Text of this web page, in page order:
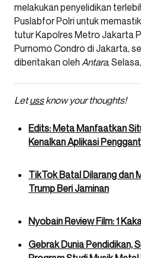
melakukan penyelidikan
Puslabfor Polri untuk
tutur Kapolres Metro Jakarta
Purnomo Condro di Jakarta,
diberitakan oleh Antara,
Letussknow your thoughts!
Edits: Meta Manfaatkan
Kenalkan Aplikasi
TikTok Batal Dilarang dan
Trump Beri Jaminan
Nyobain Review Film: 1
Gebrak Dunia Pendidikan,